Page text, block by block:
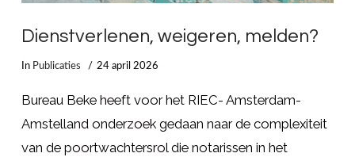
Dienstverlenen, weigeren, melden?
In Publicaties 24 april 2026
Bureau Beke heeft voor het RIEC- Amsterdam-
Amstelland onderzoek gedaan naar de complexiteit
van de poortwachtersrol die notarissen in het